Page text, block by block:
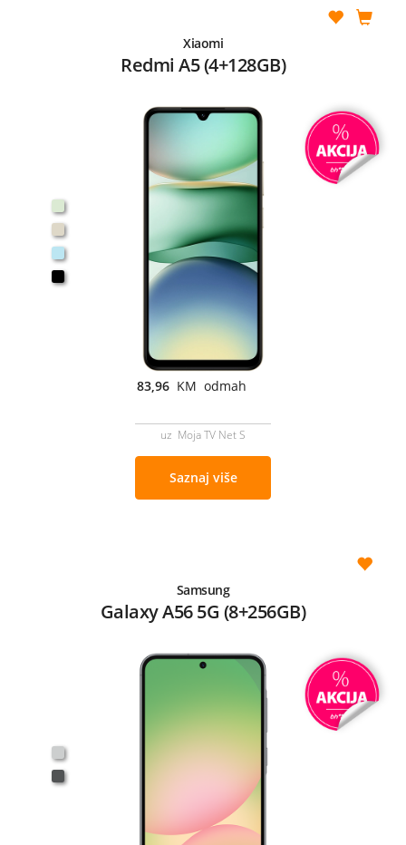
Xiaomi
Redmi A5 (4+128GB)
83,96 KM odmah
uz Moja TV Net S
Saznaj više
Samsung
Galaxy A56 5G (8+256GB)